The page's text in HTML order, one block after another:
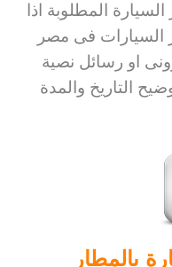
المطلوبة اذا
السيارات فى مصر
او رسائل نصية
التاريخ والمدة
بالمطار